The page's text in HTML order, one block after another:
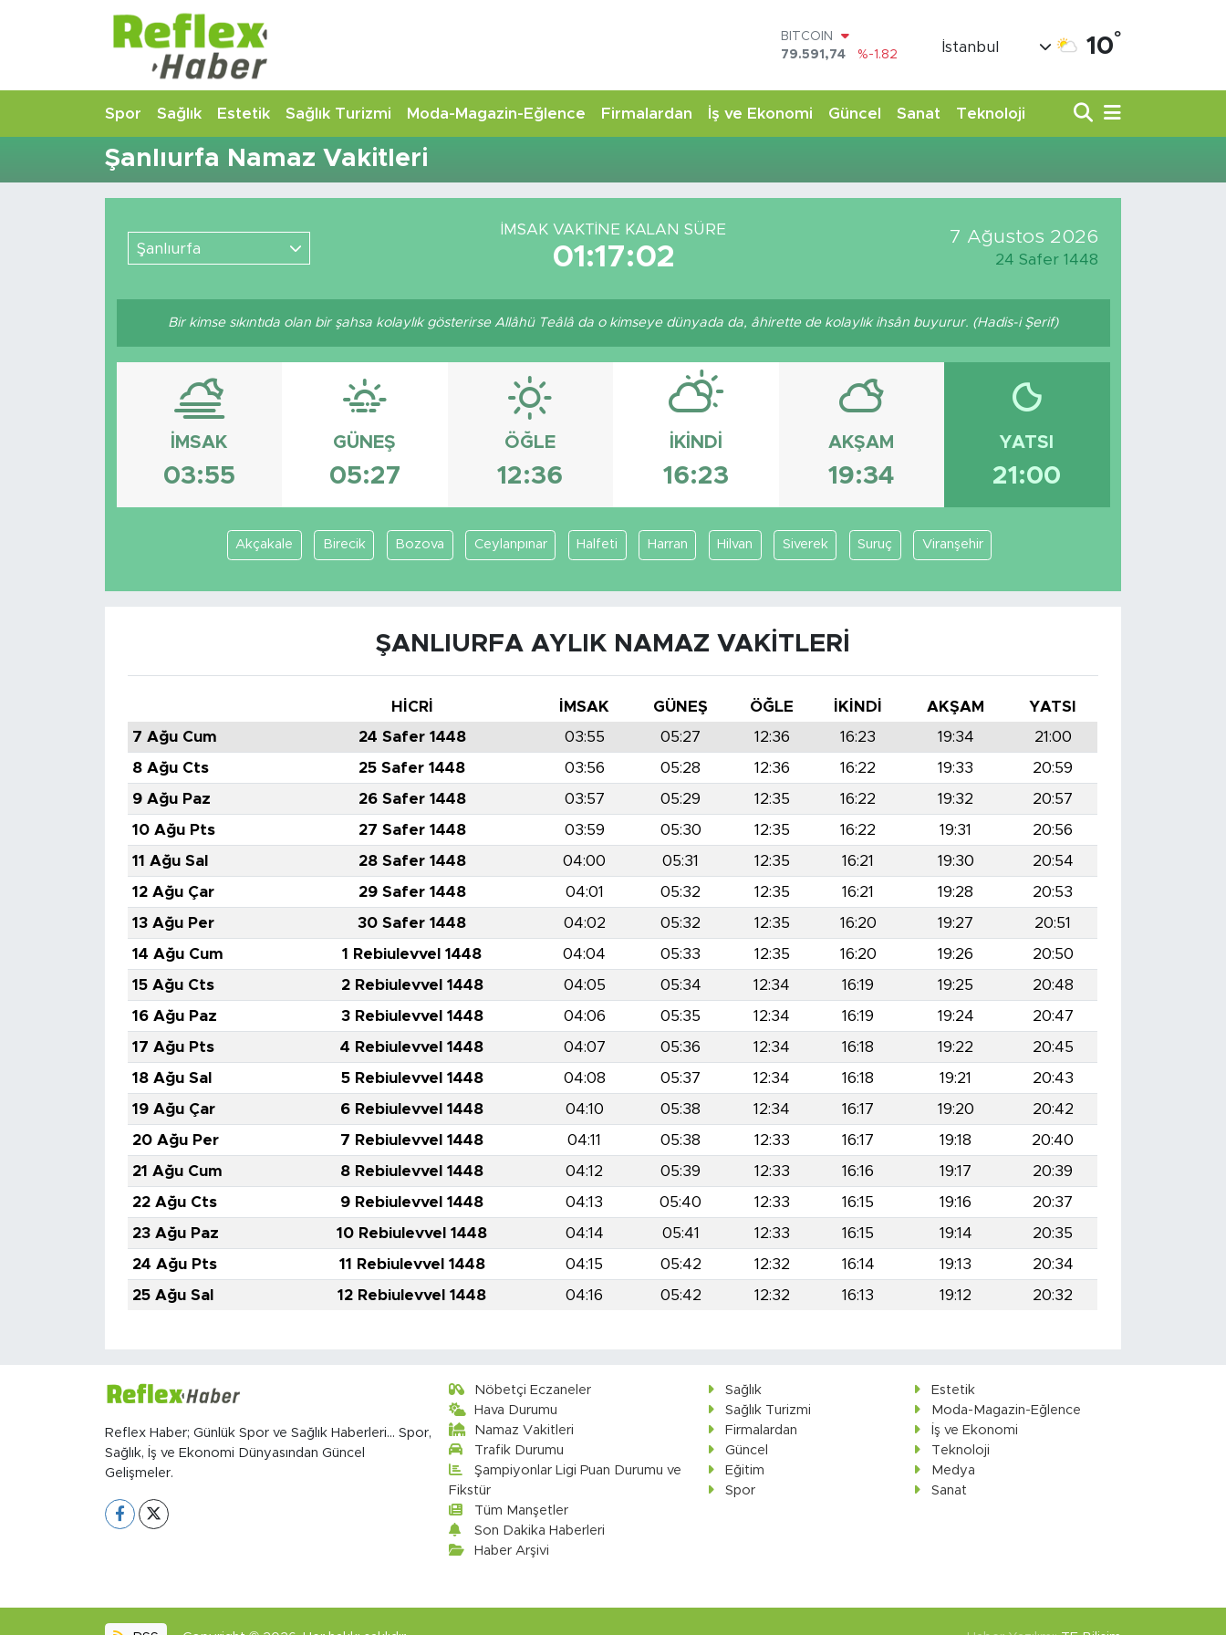
BITCOIN
79.591,74
%-1.82
45,43620
%0.02
EURO
G.ALTIN
6862,09000
%0.19
İstanbul 10°
Spor Sağlık Estetik Sağlık Turizmi Moda-Magazin-Eğlence Firmalardan İş ve Ekonomi Güncel Sanat Teknoloji
Şanlıurfa Namaz Vakitleri
Şanlıurfa
İMSAK VAKTİNE KALAN SÜRE
01:17:02
7 Ağustos 2026
24 Safer 1448
Bir kimse sıkıntıda olan bir şahsa kolaylık gösterirse Allâhü Teâlâ da o kimseye dünyada da, âhirette de kolaylık ihsân buyurur. (Hadis-i Şerif)
İMSAK
03:55
GÜNEŞ
05:27
ÖĞLE
12:36
İKINDI
16:23
AKŞAM
19:34
YATSI
21:00
Akçakale Birecik Bozova Ceylanpınar Halfeti Harran Hilvan Siverek Suruç Viranşehir
ŞANLIURFA AYLIK NAMAZ VAKITLERI
HİCRİ İMSAK GÜNEŞ ÖĞLE İKINDI AKŞAM
YATSI
7 Ağu Cum
24 Safer 1448 03:55 05:27 12:36 16:23 19:34
21:00
8 Ağu Cts
25 Safer 1448 03:56 05:28 12:36 16:22 19:33
20:59
9 Ağu Paz
26 Safer 1448 03:57 05:29 12:35 16:22 19:32
20:57
10 Ağu Pts
27 Safer 1448 03:59 05:30 12:35 16:22 19:31
20:56
11 Ağu Sal
28 Safer 1448 04:00 05:31 12:35 16:21 19:30
20:54
12 Ağu Çar
29 Safer 1448 04:01 05:32 12:35 16:21 19:28
20:53
13 Ağu Per
30 Safer 1448 04:02 05:32 12:35 16:20 19:27
20:51
14 Ağu Cum
1 Rebiulevvel 1448 04:04 05:33 12:35 16:20 19:26
20:50
15 Ağu Cts
2 Rebiulevvel 1448 04:05 05:34 12:34 16:19 19:25
20:48
16 Ağu Paz
3 Rebiulevvel 1448 04:06 05:35 12:34 16:19 19:24
20:47
17 Ağu Pts
4 Rebiulevvel 1448 04:07 05:36 12:34 16:18 19:22
20:45
18 Ağu Sal
5 Rebiulevvel 1448 04:08 05:37 12:34 16:18 19:21
20:43
19 Ağu Çar
6 Rebiulevvel 1448 04:10 05:38 12:34 16:17 19:20
20:42
20 Ağu Per
7 Rebiulevvel 1448 04:11 05:38 12:33 16:17 19:18
20:40
21 Ağu Cum
8 Rebiulevvel 1448 04:12 05:39 12:33 16:16 19:17
20:39
22 Ağu Cts
9 Rebiulevvel 1448 04:13 05:40 12:33 16:15 19:16
20:37
23 Ağu Paz
10 Rebiulevvel 1448 04:14 05:41 12:33 16:15 19:14
20:35
24 Ağu Pts
11 Rebiulevvel 1448 04:15 05:42 12:32 16:14 19:13
20:34
25 Ağu Sal
12 Rebiulevvel 1448 04:16 05:42 12:32 16:13 19:12 20:32
Reflex Haber; Günlük Spor ve Sağlık Haberleri... Spor,
Sağlık, İş ve Ekonomi Dünyasından Güncel
Gelişmeler.
Nöbetçi Eczaneler
Hava Durumu
Namaz Vakitleri
Trafik Durumu
Şampiyonlar Ligi Puan Durumu ve
Fikstür
Tüm Manşetler
Son Dakika Haberleri
Haber Arşivi
Sağlık
Estetik
Sağlık Turizmi
Moda-Magazin-Eğlence
Firmalardan
İş ve Ekonomi
Güncel
Teknoloji
Eğitim
Medya
Spor
Sanat
Estetik
Firmalardan
İş ve Ekonomi
Moda-Magazin-Eğlence
Nöbetçi Eczaneler
Hava Durumu
Namaz Vakitleri
Şampiyonlar Ligi Puan Durumu ve Fikstür
Tüm Manşetler
Son Dakika Haberleri